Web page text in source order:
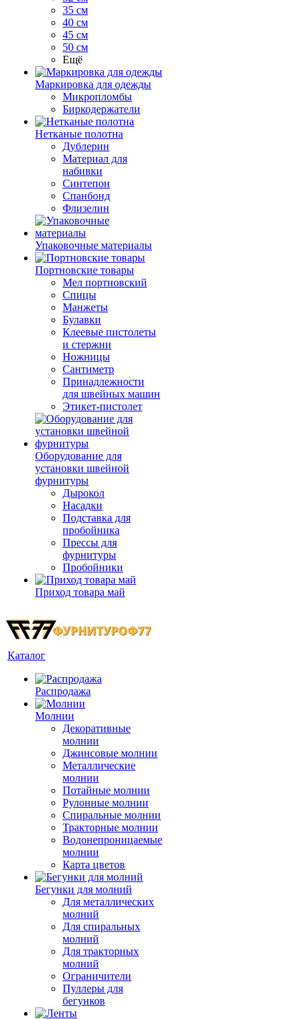
35 см
40 см
45 см
50 см
Ещё
Маркировка для одежды
Микропломбы
Биркодержатели
Нетканые полотна
Дублерин
Материал для
набивки
Синтепон
Спанбонд
Флизелин
Упаковочные материалы
Портновские товары
Мел портновский
Спицы
Манжеты
Булавки
Клеевые пистолеты
и стержни
Ножницы
Сантиметр
Принадлежности
для швейных машин
Этикет-пистолет
Оборудование для
установки швейной
фурнитуры
Дырокол
Насадки
Подставка для
пробойника
Прессы для
фурнитуры
Пробойники
Приход товара май
Каталог
Распродажа
Молнии
Декоративные
молнии
Джинсовые молнии
Металлические
молнии
Потайные молнии
Рулонные молнии
Спиральные молнии
Тракторные молнии
Водонепроницаемые
молнии
Карта цветов
Бегунки для молний
Для металлических
молний
Для спиральных
молний
Для тракторных
молний
Ограничители
Пуллеры для
бегунков